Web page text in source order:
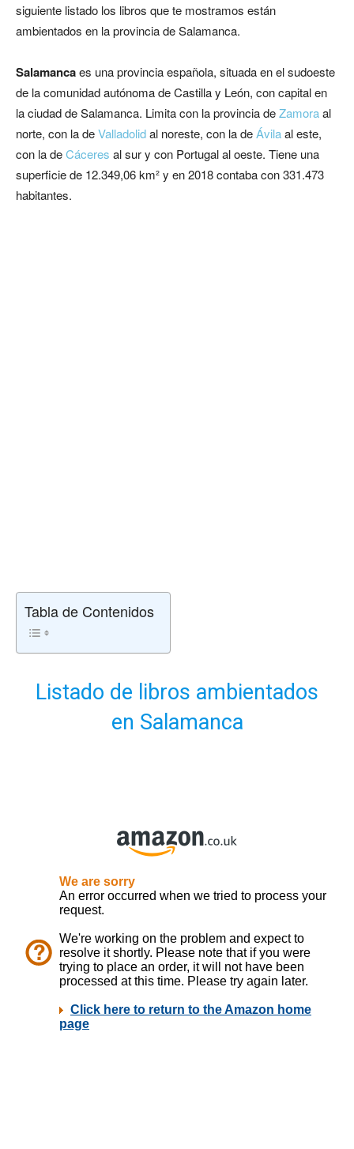
siguiente listado los libros que te mostramos están
ambientados en la provincia de Salamanca.
Salamancaes una provincia española, situada en el sudoeste
de la comunidad autónoma de Castilla y León, con capital en
la ciudad de Salamanca. Limita con la provincia deZamoraal
norte, con la deValladolidal noreste, con la deÁvilaal este,
con la deCáceres al sur y con Portugal al oeste. Tiene una
superficie de 12.349,06 km² y en 2018 contaba con 331.473
habitantes.
Tabla de Contenidos
Listado de libros ambientados
en Salamanca